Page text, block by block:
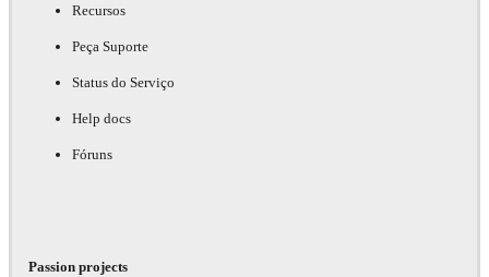
Recursos
Peça Suporte
Status do Serviço
Help docs
Fóruns
Passion projects